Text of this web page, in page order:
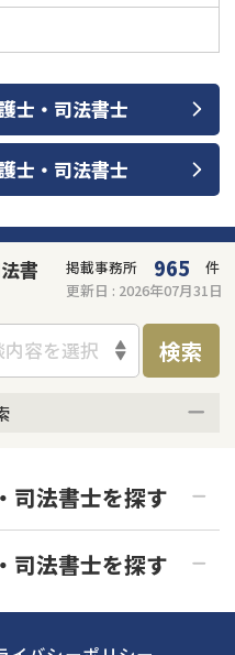
任意整理
時効援用
会社破産・法人破産
消費者金融・サラ金
闇金
コラム
債務整理
個人再生（民事再生）
過払金
借金問題
士・司法書士
士・司法書士
書
掲載事務所 965
件
更新日 : 2026年07月31日
内容を選択 検索
土日祝の相談可能
司法書士を探す
青森県
司法書士を探す